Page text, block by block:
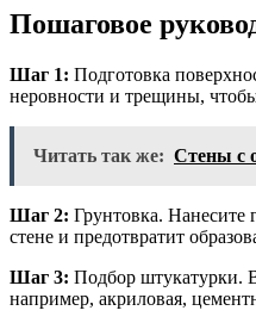
Пошаговое
Шаг 1: Подготовка
неровности и трещины,
Читать так же: Стены с
Шаг 2: Грунтовка. Нанесите
стене и предотвратит
Шаг 3: Подбор штукатурки.
например, акриловая,